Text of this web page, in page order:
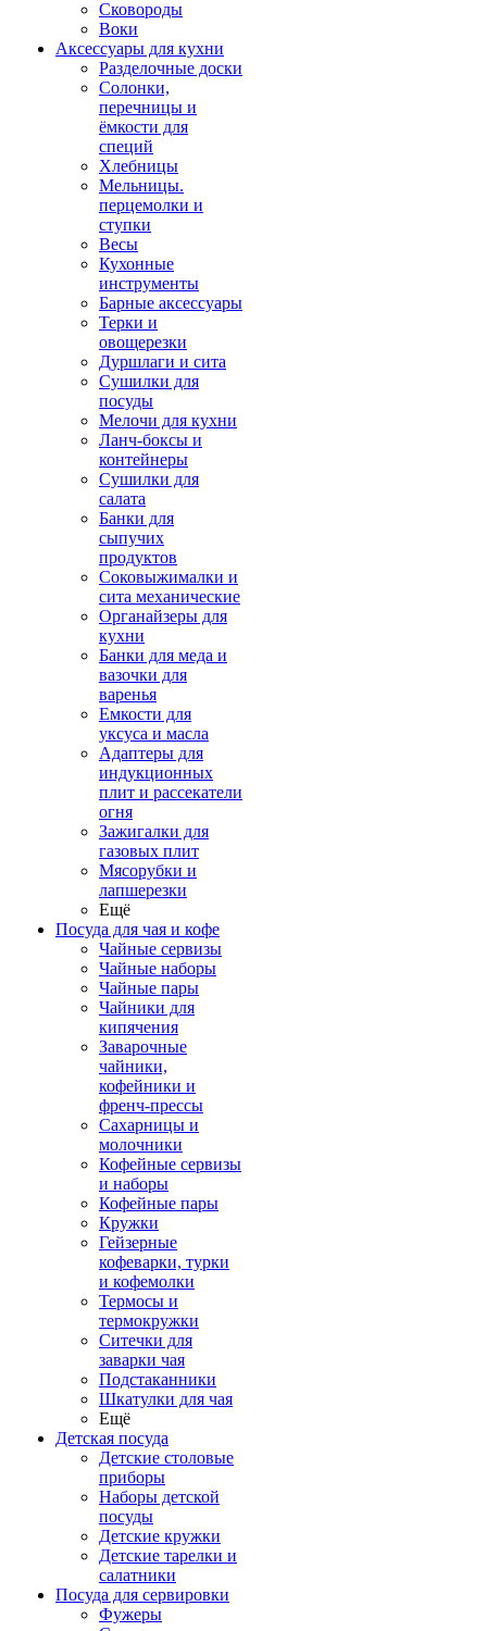
Сковороды
Воки
Аксессуары для кухни
Разделочные доски
Солонки,
перечницы и
ёмкости для
специй
Хлебницы
Мельницы.
перцемолки и
ступки
Весы
Кухонные
инструменты
Барные аксессуары
Терки и
овощерезки
Дуршлаги и сита
Сушилки для
посуды
Мелочи для кухни
Ланч-боксы и
контейнеры
Сушилки для
салата
Банки для
сыпучих
продуктов
Соковыжималки и
сита механические
Органайзеры для
кухни
Банки для меда и
вазочки для
варенья
Емкости для
уксуса и масла
Адаптеры для
индукционных
плит и рассекатели
огня
Зажигалки для
газовых плит
Мясорубки и
лапшерезки
Ещё
Посуда для чая и кофе
Чайные сервизы
Чайные наборы
Чайные пары
Чайники для
кипячения
Заварочные
чайники,
кофейники и
френч-прессы
Сахарницы и
молочники
Кофейные сервизы
и наборы
Кофейные пары
Кружки
Гейзерные
кофеварки, турки
и кофемолки
Термосы и
термокружки
Ситечки для
заварки чая
Подстаканники
Шкатулки для чая
Ещё
Детская посуда
Детские столовые
приборы
Наборы детской
посуды
Детские кружки
Детские тарелки и
салатники
Посуда для сервировки
Фужеры